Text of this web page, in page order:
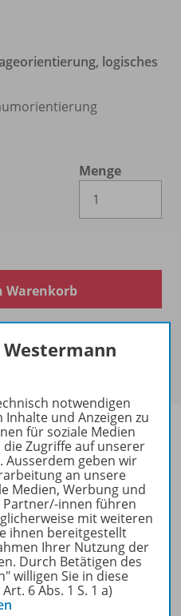
logisches
Menge
Warenkorb
notwendigen
Inhalte und Anzeigen zu
für soziale Medien
Zugriffe auf unserer
Ausserdem geben wir
an unsere
Medien, Werbung und
Partner/-innen führen
mit weiteren
ihnen bereitgestellt
Ihrer Nutzung der
Durch Betätigen des
willigen Sie in diese
6 Abs. 1 S. 1 a)